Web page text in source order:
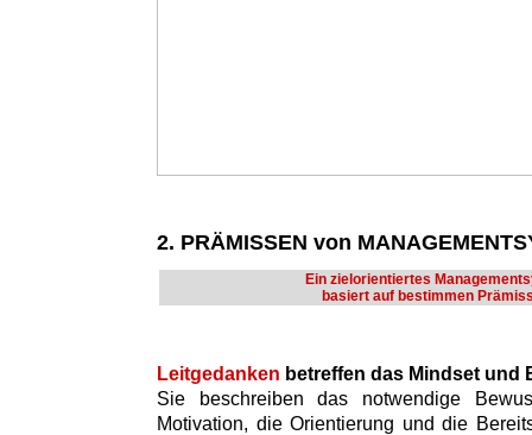
2. PRÄMISSEN von
Ein zielorientiertes
basiert auf bestimmen
Leitgedanken betreffen das Mindset und
Sie beschreiben das notwendige
Motivation, die Orientierung und die